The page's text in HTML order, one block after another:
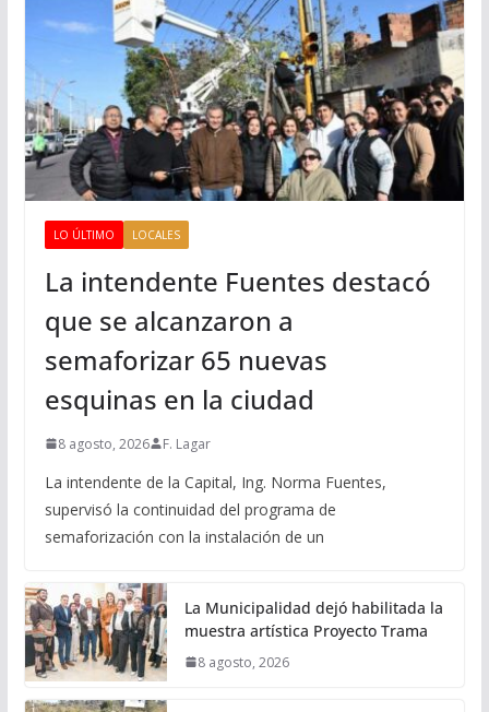
LO ÚLTIMO LOCALES
La intendente Fuentes destacó
que se alcanzaron a
semaforizar 65 nuevas
esquinas en la ciudad
8 agosto, 2026 F. Lagar
La intendente de la Capital, Ing. Norma Fuentes,
supervisó la continuidad del programa de
semaforización con la instalación de un
La Municipalidad dejó habilitada la
muestra artística Proyecto Trama
8 agosto, 2026